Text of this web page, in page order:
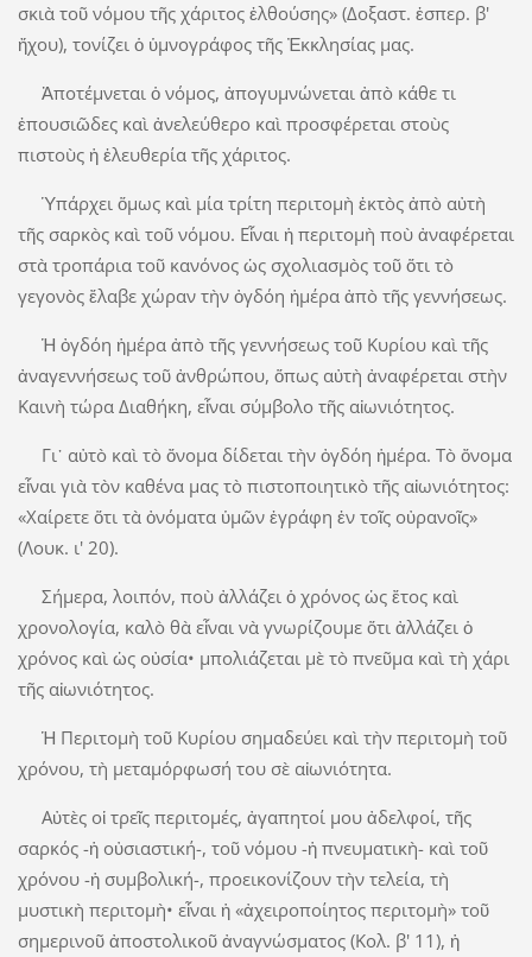
σκιὰ τοῦ νόμου τῆς χάριτος ἐλθούσης» (Δοξαστ. ἑσπερ. β'
ἤχου), τονίζει ὁ ὑμνογράφος τῆς Ἐκκλησίας μας.
Ἀποτέμνεται ὁ νόμος, ἀπογυμνώνεται ἀπὸ κάθε τι
ἐπουσιῶδες καὶ ἀνελεύθερο καὶ προσφέρεται στοὺς
πιστοὺς ἡ ἐλευθερία τῆς χάριτος.
Ὑπάρχει ὅμως καὶ μία τρίτη περιτομὴ ἐκτὸς ἀπὸ αὐτὴ
τῆς σαρκὸς καὶ τοῦ νόμου. Εἶναι ἡ περιτομὴ ποὺ ἀναφέρεται
στὰ τροπάρια τοῦ κανόνος ὡς σχολιασμὸς τοῦ ὅτι τὸ
γεγονὸς ἔλαβε χώραν τὴν ὀγδόη ἡμέρα ἀπὸ τῆς γεννήσεως.
Ἡ ὀγδόη ἡμέρα ἀπὸ τῆς γεννήσεως τοῦ Κυρίου καὶ τῆς
ἀναγεννήσεως τοῦ ἀνθρώπου, ὅπως αὐτὴ ἀναφέρεται στὴν
Καινὴ τώρα Διαθήκη, εἶναι σύμβολο τῆς αἰωνιότητος.
Γι᾿ αὐτὸ καὶ τὸ ὄνομα δίδεται τὴν ὀγδόη ἡμέρα. Τὸ ὄνομα
εἶναι γιὰ τὸν καθένα μας τὸ πιστοποιητικὸ τῆς αἰωνιότητος:
«Χαίρετε ὅτι τὰ ὀνόματα ὑμῶν ἐγράφη ἐν τοῖς οὐρανοῖς»
(Λουκ. ι' 20).
Σήμερα, λοιπόν, ποὺ ἀλλάζει ὁ χρόνος ὡς ἔτος καὶ
χρονολογία, καλὸ θὰ εἶναι νὰ γνωρίζουμε ὅτι ἀλλάζει ὁ
χρόνος καὶ ὡς οὐσία• μπολιάζεται μὲ τὸ πνεῦμα καὶ τὴ χάρι
τῆς αἰωνιότητος.
Ἡ Περιτομὴ τοῦ Κυρίου σημαδεύει καὶ τὴν περιτομὴ τοῦ
χρόνου, τὴ μεταμόρφωσή του σὲ αἰωνιότητα.
Αὐτὲς οἱ τρεῖς περιτομές, ἀγαπητοί μου ἀδελφοί, τῆς
σαρκός -ἡ οὐσιαστική-, τοῦ νόμου -ἡ πνευματικὴ- καὶ τοῦ
χρόνου -ἡ συμβολική-, προεικονίζουν τὴν τελεία, τὴ
μυστικὴ περιτομὴ• εἶναι ἡ «ἀχειροποίητος περιτομὴ» τοῦ
σημερινοῦ ἀποστολικοῦ ἀναγνώσματος (Κολ. β' 11), ἡ